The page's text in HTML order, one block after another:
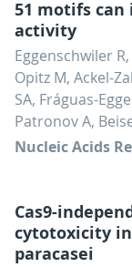
51 motifs can
activity
Eggenschwiler
Opitz M, Ackel-
SA, Fráguas-
Patronov A,
Nucleic Acids
Cas9-
cytotoxicity
paracasei